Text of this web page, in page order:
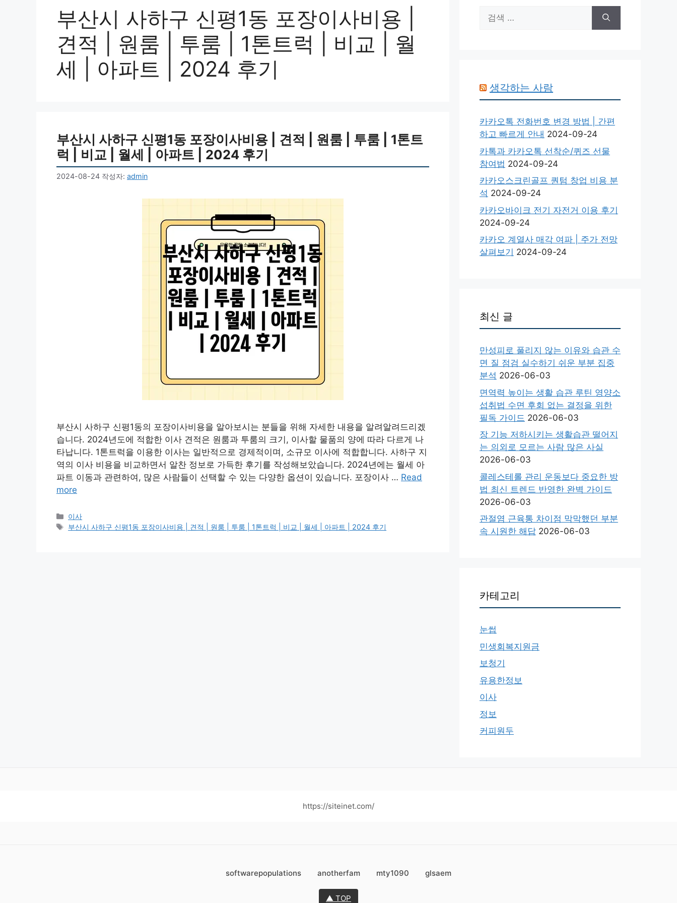
부산시 사하구 신평1동 포장이사비용 |
견적 | 원룸 | 투룸 | 1톤트럭 | 비교 | 월
세 | 아파트 | 2024 후기
부산시 사하구 신평1동 포장이사비용 | 견적 | 원룸 | 투룸 | 1톤트
럭 | 비교 | 월세 | 아파트 | 2024 후기
2024-08-24 작성자: admin
부산시 사하구 신평1동의 포장이사비용을 알아보시는 분들을 위해 자세한 내용을 알려알려드리겠
습니다. 2024년도에 적합한 이사 견적은 원룸과 투룸의 크기, 이사할 물품의 양에 따라 다르게 나
타납니다. 1톤트럭을 이용한 이사는 일반적으로 경제적이며, 소규모 이사에 적합합니다. 사하구 지
역의 이사 비용을 비교하면서 알찬 정보로 가득한 후기를 작성해보았습니다. 2024년에는 월세 아
파트 이동과 관련하여, 많은 사람들이 선택할 수 있는 다양한 옵션이 있습니다. 포장이사 … Read
more
카
테
이사
태
부산시 사하구 신평1동 포장이사비용 | 견적 | 원룸 | 투룸 | 1톤트럭 | 비교 | 월세 | 아파트 | 2024 후기
색:
생각하는 사람
카카오톡 전화번호 변경 방법 | 간편
하고 빠르게 안내 2024-09-24
카톡과 카카오톡 선착순/퀴즈 선물
참여법 2024-09-24
카카오스크린골프 퀀텀 창업 비용 분
석 2024-09-24
카카오바이크 전기 자전거 이용 후기
2024-09-24
카카오 계열사 매각 여파 | 주가 전망
살펴보기 2024-09-24
최신 글
만성피로 풀리지 않는 이유와 습관 수
면 질 점검 실수하기 쉬운 부분 집중
분석 2026-06-03
면역력 높이는 생활 습관 루틴 영양소
섭취법 수면 후회 없는 결정을 위한
필독 가이드 2026-06-03
장 기능 저하시키는 생활습관 떨어지
는 의외로 모르는 사람 많은 사실
2026-06-03
콜레스테롤 관리 운동보다 중요한 방
법 최신 트렌드 반영한 완벽 가이드
2026-06-03
관절염 근육통 차이점 막막했던 부분
속 시원한 해답 2026-06-03
카테고리
눈썹
민생회복지원금
보청기
유용한정보
이사
정보
커피원두
https://siteinet.com/
softwarepopulations anotherfam mty1090 glsaem
▲ TOP